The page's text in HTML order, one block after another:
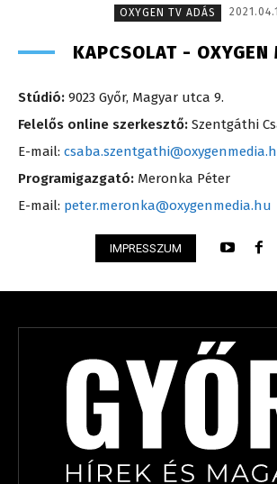
OXYGEN TV ADÁS
KAPCSOLAT - OXYGEN
Stúdió: 9023 Győr, Magyar utca 9.
Felelős online szerkesztő: Szentgáthi
E-mail:
Programigazgató: Meronka Péter
E-mail: peter.meronka@oxygenmedia.hu
IMPRESSZUM